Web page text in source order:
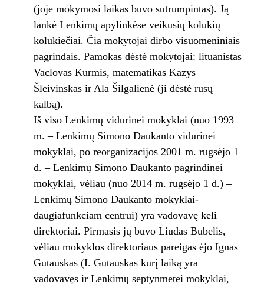
(joje mokymosi laikas buvo sutrumpintas). Ją
lankė Lenkimų apylinkėse veikusių kolūkių
kolūkiečiai. Čia mokytojai dirbo visuomeniniais
pagrindais. Pamokas dėstė mokytojai: lituanistas
Vaclovas Kurmis, matematikas Kazys
Šleivinskas ir Ala Šilgalienė (ji dėstė rusų
kalbą).
Iš viso Lenkimų vidurinei mokyklai (nuo 1993
m. – Lenkimų Simono Daukanto vidurinei
mokyklai, po reorganizacijos 2001 m. rugsėjo 1
d. – Lenkimų Simono Daukanto pagrindinei
mokyklai, vėliau (nuo 2014 m. rugsėjo 1 d.) –
Lenkimų Simono Daukanto mokyklai-
daugiafunkciam centrui) yra vadovavę keli
direktoriai. Pirmasis jų buvo Liudas Bubelis,
vėliau mokyklos direktoriaus pareigas ėjo Ignas
Gutauskas (I. Gutauskas kurį laiką yra
vadovavęs ir Lenkimų septynmetei mokyklai,